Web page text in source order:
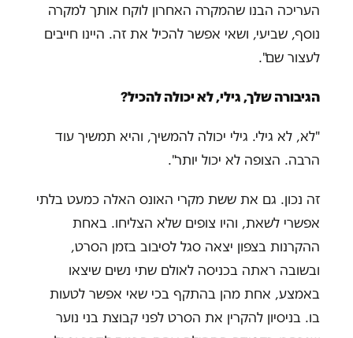
העריכה הבנו שהמקרה האחרון לוקח אותך למקרה
נוסף, שביעי, ושאי אפשר להכיל את זה. היינו חייבים
לעצור שם".
הגיבורה שלך, גילי, לא יכולה להכיל?
"לא, לא גילי. גילי יכולה להמשיך, והיא תמשיך עוד
הרבה. הצופה לא יכול יותר".
זה נכון. גם את ששת מקרי האונס האלה כמעט בלתי
אפשרי לשאת, והיו צופים שלא הצליחו. באחת
ההקרנות בצפון יצאה סגל לסיבוב בזמן הסרט,
ובשובה ראתה בכניסה לאולם שתי נשים שיצאו
באמצע, אחת מהן בהתקף בכי שאי אפשר לטעות
בו. בניסיון להקרין את הסרט לפני קבוצת בני נוער